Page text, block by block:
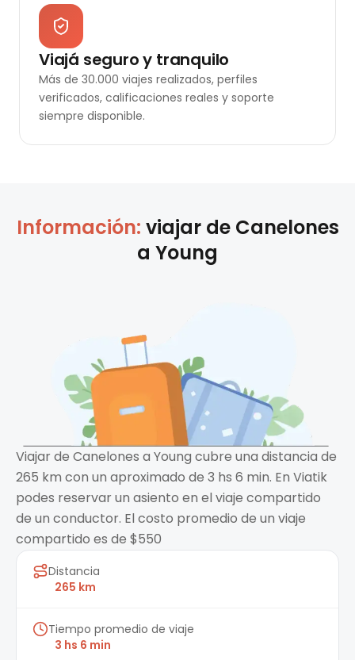
Viajá seguro y tranquilo
Más de 30.000 viajes realizados, perfiles
verificados, calificaciones reales y soporte
siempre disponible.
Información: viajar de Canelones
a Young
Viajar de Canelones a Young cubre una distancia de
265 km con un aproximado de 3 hs 6 min. En Viatik
podes reservar un asiento en el viaje compartido
de un conductor. El costo promedio de un viaje
compartido es de $550
Distancia
265 km
Tiempo promedio de viaje
3 hs 6 min